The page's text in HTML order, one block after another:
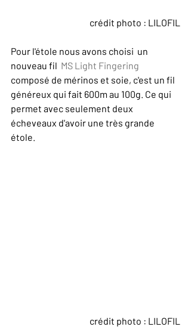
crédit photo : LILOFIL
Pour l'étole nous avons choisi  un
nouveau fil MS Light Fingering
composé de mérinos et soie, c'est un fil
généreux qui fait 600m au 100g. Ce qui
permet avec seulement deux
écheveaux d'avoir une très grande
étole.
crédit photo : LILOFIL